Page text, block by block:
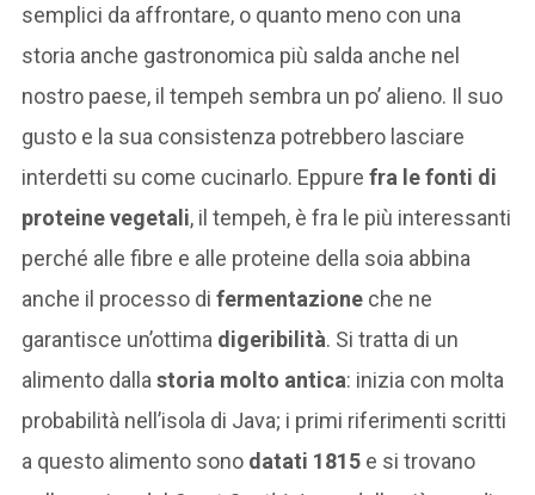
semplici da affrontare, o quanto meno con una
storia anche gastronomica più salda anche nel
nostro paese, il tempeh sembra un po’ alieno. Il suo
gusto e la sua consistenza potrebbero lasciare
interdetti su come cucinarlo. Eppure fra le fonti di
proteine vegetali, il tempeh, è fra le più interessanti
perché alle fibre e alle proteine della soia abbina
anche il processo di fermentazione che ne
garantisce un’ottima digeribilità. Si tratta di un
alimento dalla storia molto antica: inizia con molta
probabilità nell’isola di Java; i primi riferimenti scritti
a questo alimento sono datati 1815 e si trovano